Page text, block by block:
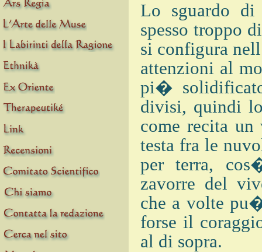
Lo sguardo
spesso troppo
si configura
attenzioni al
pi�
divisi, quindi
come recita
testa fra le
per terra,
zavorre del
che a volte
forse il
al di sopra.